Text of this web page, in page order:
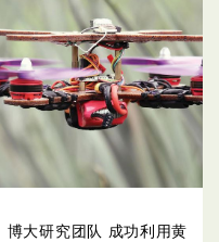
博大研究团队 成功利用黄